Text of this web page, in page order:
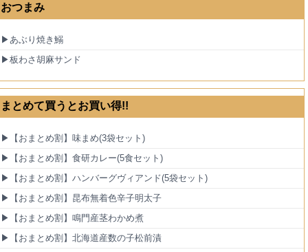
おつまみ
▶あぶり焼き鰯
▶板わさ胡麻サンド
まとめて買うとお買い得!!
▶【おまとめ割】味まめ(3袋セット)
▶【おまとめ割】食研カレー(5食セット)
▶【おまとめ割】ハンバーグヴィアンド(5袋セット)
▶【おまとめ割】昆布無着色辛子明太子
▶【おまとめ割】鳴門産茎わかめ煮
▶【おまとめ割】北海道産数の子松前漬